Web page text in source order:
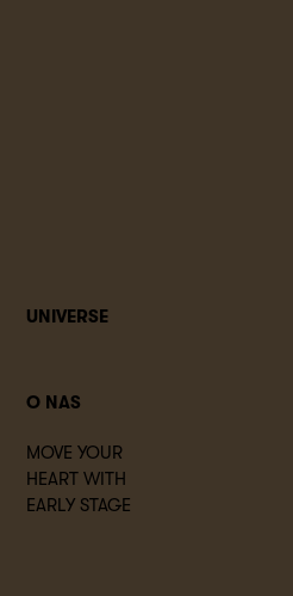
UNIVERSE
O NAS
MOVE YOUR
HEART WITH
EARLY STAGE